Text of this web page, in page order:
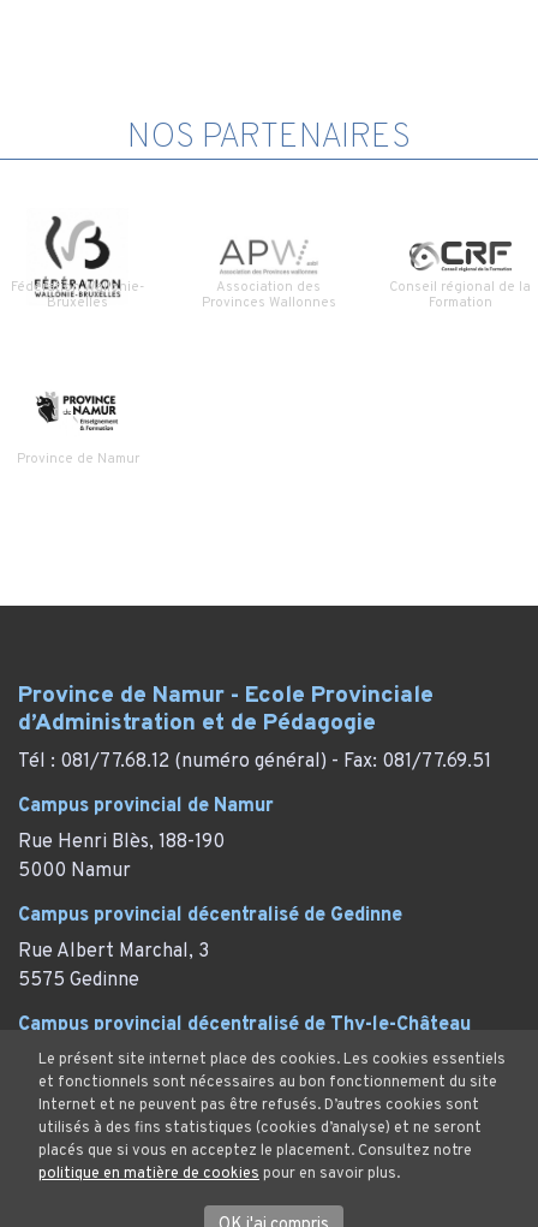
NOS PARTENAIRES
Fédération Wallonie-
Bruxelles
Association des
Provinces Wallonnes
Conseil régional de la
Formation
Province de Namur
Province de Namur - Ecole Provinciale
d’Administration et de Pédagogie
Tél : 081/77.68.12 (numéro général) - Fax: 081/77.69.51
Campus provincial de Namur
Rue Henri Blès, 188-190
5000 Namur
Campus provincial décentralisé de Gedinne
Rue Albert Marchal, 3
5575 Gedinne
Campus provincial décentralisé de Thy-le-Château
Rue des Marronniers, 29
Thy-le-Château (Walcourt)
Le présent site internet place des cookies. Les cookies essentiels
et fonctionnels sont nécessaires au bon fonctionnement du site
Internet et ne peuvent pas être refusés. D’autres cookies sont
utilisés à des fins statistiques (cookies d’analyse) et ne seront
placés que si vous en acceptez le placement. Consultez notre
politique en matière de cookiespour en savoir plus.